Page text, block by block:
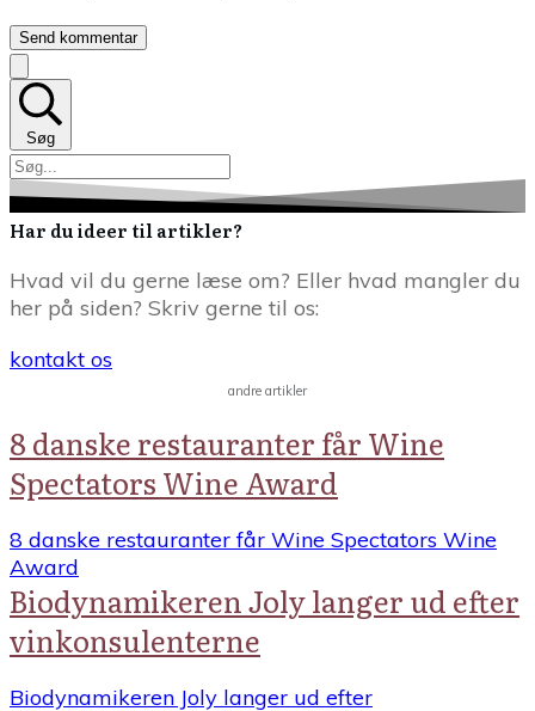
Send kommentar
Søg
Har du ideer til artikler?
Hvad vil du gerne læse om? Eller hvad mangler du
her på siden? Skriv gerne til os:
kontakt os
andre artikler
8 danske restauranter får Wine
Spectators Wine Award
8 danske restauranter får Wine Spectators Wine
Award
Biodynamikeren Joly langer ud efter
vinkonsulenterne
Biodynamikeren Joly langer ud efter